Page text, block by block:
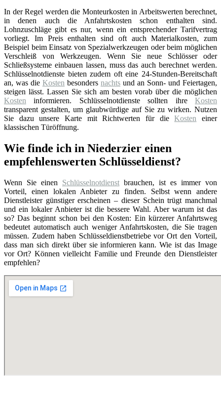
In der Regel werden die Monteurkosten in Arbeitswerten berechnet,
in denen auch die Anfahrtskosten schon enthalten sind.
Lohnzuschläge gibt es nur, wenn ein entsprechender Tarifvertrag
vorliegt. Im Preis enthalten sind oft auch Materialkosten, zum
Beispiel beim Einsatz von Spezialwerkzeugen oder beim möglichen
Verschleiß von Werkzeugen. Wenn Sie neue Schlösser oder
Schließsysteme einbauen lassen, muss das auch berechnet werden.
Schlüsselnotdienste bieten zudem oft eine 24-Stunden-Bereitschaft
an, was die Kosten besonders nachts und an Sonn- und Feiertagen,
steigen lässt. Lassen Sie sich am besten vorab über die möglichen
Kosten informieren. Schlüsselnotdienste sollten ihre Kosten
transparent gestalten, um glaubwürdige auf Sie zu wirken. Nutzen
Sie dazu unsere Karte mit Richtwerten für dieKosten einer
klassischen Türöffnung.
Wie finde ich in Niederzier einen
empfehlenswerten Schlüsseldienst?
Wenn Sie einen Schlüsselnotdienst brauchen, ist es immer von
Vorteil, einen lokalen Anbieter zu finden. Selbst wenn andere
Dienstleister günstiger erscheinen – dieser Schein trügt manchmal
und ein lokaler Anbieter ist die bessere Wahl. Aber warum ist das
so? Das beginnt schon bei den Kosten: Ein kürzerer Anfahrtsweg
bedeutet automatisch auch weniger Anfahrtskosten, die Sie tragen
müssen. Zudem haben Schlüsseldienstbetriebe vor Ort den Vorteil,
dass man sich direkt über sie informieren kann. Wie ist das Image
vor Ort? Können vielleicht Familie und Freunde den Dienstleister
empfehlen?